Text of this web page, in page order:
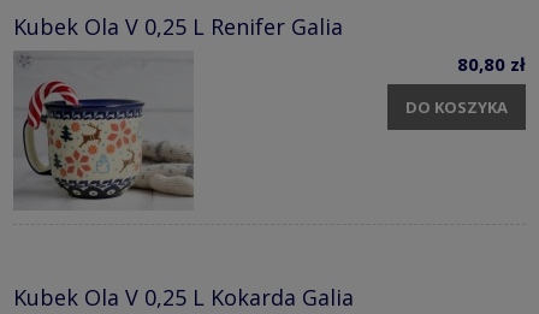
Kubek Ola V 0,25 L Renifer Galia
80,80 zł
DO KOSZYKA
Kubek Ola V 0,25 L Kokarda Galia